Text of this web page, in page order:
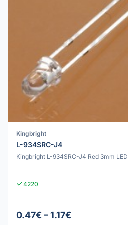
Kingbright
L-934SRC-J4
Kingbright L-934SRC-J4 Red 3mm LED
4220
0.47€ – 1.17€